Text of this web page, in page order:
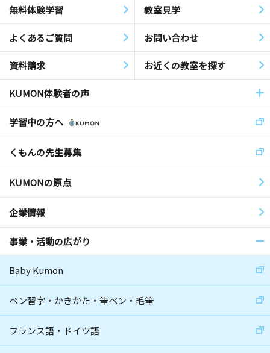
無料体験学習 教室見学
よくあるご質問 お問い合わせ
資料請求 お近くの教室を探す
KUMON体験者の声
学習中の方へ
くもんの先生募集
KUMONの原点
企業情報
事業・活動の広がり
Baby Kumon
ペン習字・かきかた・筆ペン・毛筆
フランス語・ドイツ語